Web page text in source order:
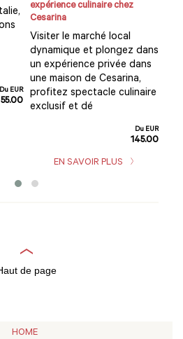
Du EUR
55.00
expérience culinaire chez
Cesarina
Visiter le marché local
dynamique et plongez dans
un expérience privée dans
une maison de Cesarina,
profitez spectacle culinaire
exclusif et dé
Du EUR
145.00
EN SAVOIR PLUS
de page
HOME